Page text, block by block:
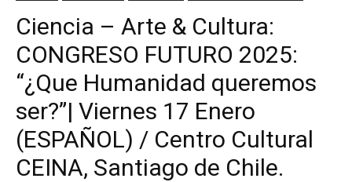
Ciencia – Arte & Cultura:
CONGRESO FUTURO 2025:
“¿Que Humanidad queremos
ser?”| Viernes 17 Enero
(ESPAÑOL) / Centro Cultural
CEINA, Santiago de Chile.